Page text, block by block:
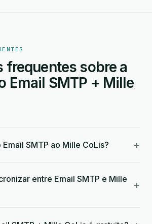
frequentes sobre a
Email SMTP + Mille
SMTP ao Mille CoLis? +
entre Email SMTP e Mille
+